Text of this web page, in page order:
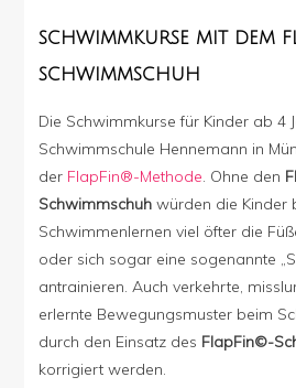
SCHWIMMKURSE MIT DEM
SCHWIMMSCHUH
Die Schwimmkurse für Kinder ab 4
Schwimmschule Hennemann in
der FlapFin®-Methode. Ohne den
Schwimmschuhwürden die Kinder
Schwimmenlernen viel öfter die
oder sich sogar eine sogenannte
antrainieren. Auch verkehrte,
erlernte Bewegungsmuster beim
durch den Einsatz des FlapFin©-
korrigiert werden.